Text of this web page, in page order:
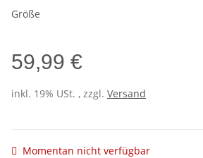
Größe
59,99 €
inkl. 19% USt. , zzgl. Versand
Momentan nicht verfügbar